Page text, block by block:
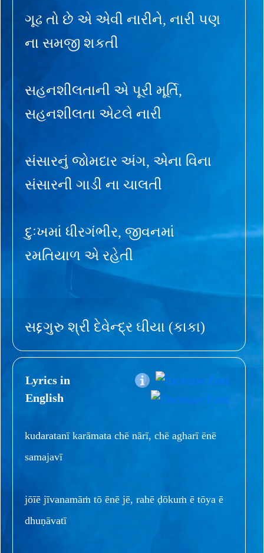
ગૂઢ તો છે એ એવી નારીને, નારી પણ
ના સમજી શકતી
સહનશીલતાની એ પૂરી મૂર્તિ,
સહનશીલતા એટલે નારી
સંસારનું જોમદાર અંગ, એના વિના
સંસારની ગાડી ના ચાલતી
દુઃખમાં ધીરગંભીર, જીવનમાં
રમતિયાળ એ રહેતી
સદ્દગુરુ શ્રી દેવેન્દ્ર ઘીયા (કાકા)
Lyrics in
English
kudaratanī karāmata chē nārī, chē agharī ēnē
samajavī
jōīē jīvanamāṁ tō ēnē jē, rahē ḍōkuṁ ē tōya ē
dhuṇāvatī